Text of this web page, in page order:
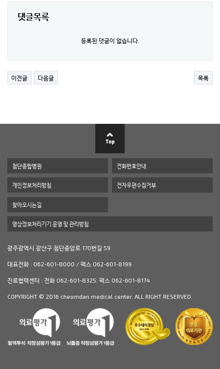
댓글목록
등록된 댓글이 없습니다.
이전글 다음글 목록
첨단종합병원 전화번호안내
개인정보처리방침 전자우편수집거부
찾아오시는길
영상정보처리기기 운영 및 관리방침
광주광역시 광산구 첨단중앙로 170번길 59
대표전화 : 062-601-8000 / 팩스 062-601-8199
진료협력센터 : 전화 062-601-8325. 팩스 062-601-8174
COPYRIGHT © 2016 cheomdan medical center. ALL RIGHT RESERVED.